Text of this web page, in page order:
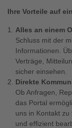
Ihre Vorteile auf
Alles an einem
Schluss mit der
Informationen.
Verträge,
sicher einsehen.
Direkte
Ob Anfragen,
das Portal
uns in Kontakt
und effizient